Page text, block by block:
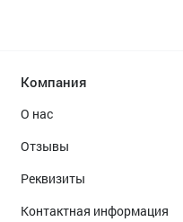
Компания
О нас
Отзывы
Реквизиты
Контактная информация